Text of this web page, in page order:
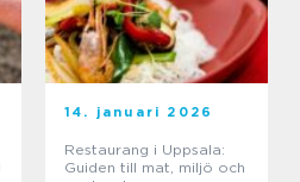
14. januari 2026
Restaurang i Uppsala:
Guiden till mat, miljö och